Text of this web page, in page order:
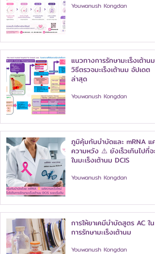
Youwanush Kongdan
แนวทางการรักษามะเร็งเต้านม
วิธีตรวจมะเร็งเต้านม อัปเดต
ล่าสุด
Youwanush Kongdan
ภูมิคุ้มกันบำบัดและ mRNA แค่
ความหวัง ⚠️ ยังเร็วเกินไปที่จะ
ในมะเร็งเต้านม DCIS
Youwanush Kongdan
การให้ยาเคมีบำบัดสูตร AC ใน
การรักษามะเร็งเต้านม
Youwanush Kongdan